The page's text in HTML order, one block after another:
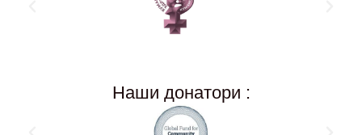
Наши донатори :